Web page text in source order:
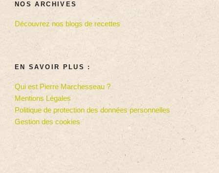
NOS ARCHIVES
Découvrez nos blogs de recettes
EN SAVOIR PLUS :
Qui est Pierre Marchesseau ?
Mentions Légales
Politique de protection des données personnelles
Gestion des cookies